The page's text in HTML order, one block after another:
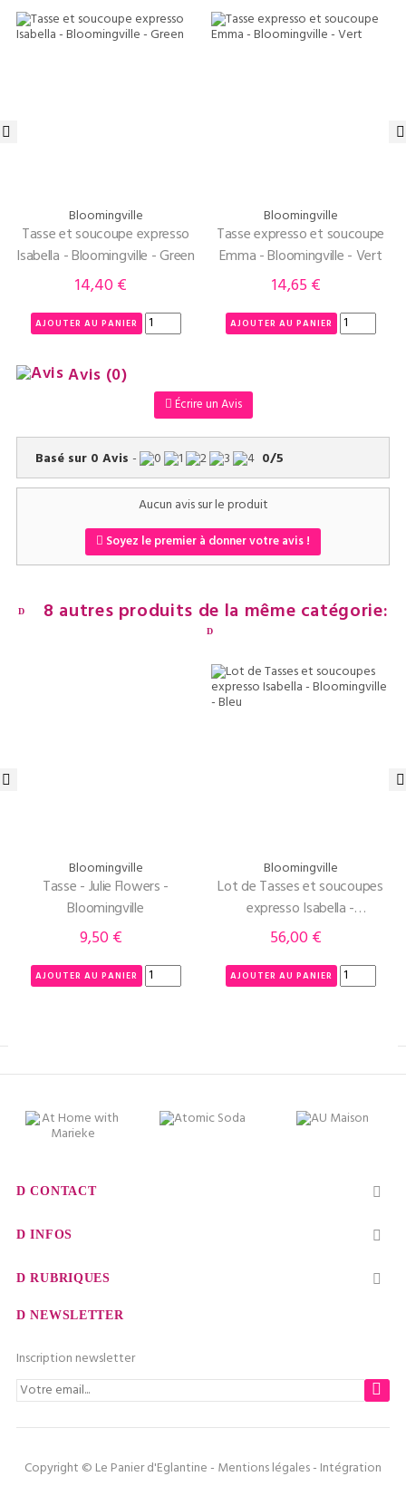
Bloomingville
Tasse et soucoupe expresso
Isabella - Bloomingville - Green
Prix
14,40 €
AJOUTER AU PANIER
Bloomingville
Tasse expresso et soucoupe
Emma - Bloomingville - Vert
Prix
14,65 €
AJOUTER AU PANIER
Avis (0)
Écrire un Avis
Basé sur 0 Avis - 0/5
Aucun avis sur le produit
Soyez le premier à donner votre avis !
8 autres produits de la même catégorie:
Bloomingville
Tasse - Julie Flowers -
Bloomingville
Prix
9,50 €
AJOUTER AU PANIER
Bloomingville
Lot de Tasses et soucoupes
expresso Isabella -
Bloomingville - Bleu
Prix
56,00 €
AJOUTER AU PANIER
CONTACT 
INFOS 
RUBRIQUES 
NEWSLETTER
Inscription newsletter
Copyright © Le Panier d'Eglantine - Mentions légales- Intégration